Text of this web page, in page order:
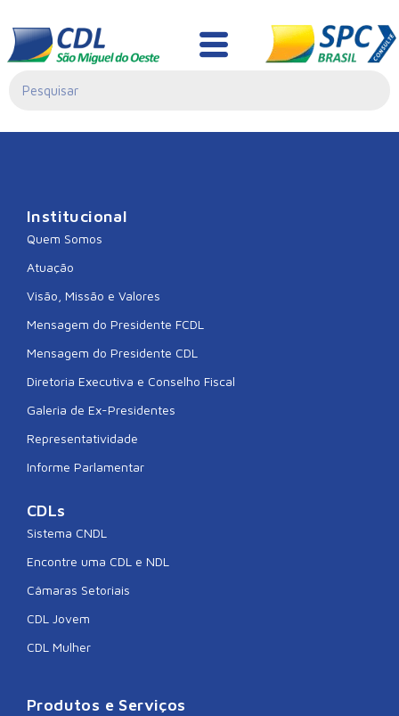
CDL SAO
FRANCISCO DO SUL
Institucional
Quem Somos
Atuação
Visão, Missão e Valores
Mensagem do Presidente FCDL
Mensagem do Presidente CDL
Diretoria Executiva e Conselho Fiscal
Galeria de Ex-Presidentes
Representatividade
Informe Parlamentar
CDLs
Sistema CNDL
Encontre uma CDL e NDL
Câmaras Setoriais
CDL Jovem
CDL Mulher
Produtos e Serviços